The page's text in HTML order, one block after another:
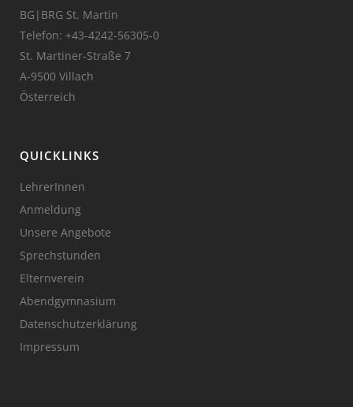
BG|BRG St. Martin
Telefon: +43-4242-56305-0
St. Martiner-Straße 7
A-9500 Villach
Österreich
QUICKLINKS
LehrerInnen
Anmeldung
Unsere Angebote
Sprechstunden
Elternverein
Abendgymnasium
Datenschutzerklärung
Impressum